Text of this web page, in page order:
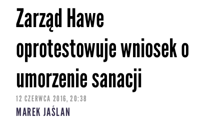
Zarząd Hawe
oprotestowuje wniosek o
umorzenie sanacji
12 CZERWCA 2016, 20:38
MAREK JAŚLAN